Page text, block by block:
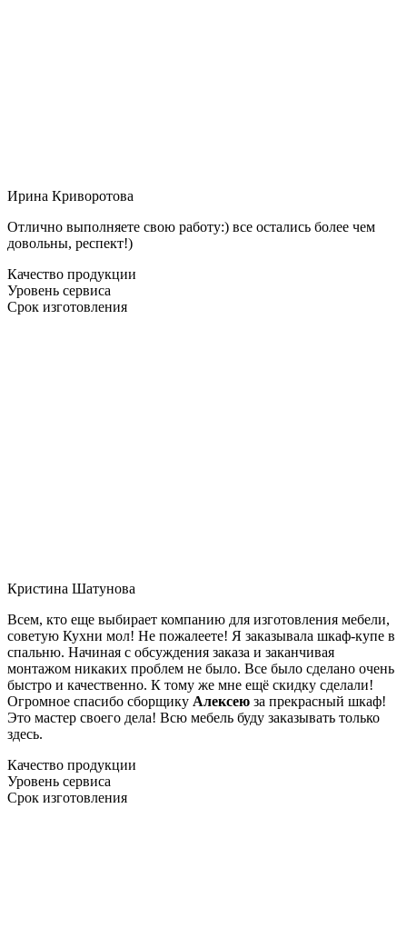
Ирина Криворотова
Отлично выполняете свою работу:) все остались более чем
довольны, респект!)
Качество продукции
Уровень сервиса
Срок изготовления
Кристина Шатунова
Всем, кто еще выбирает компанию для изготовления мебели,
советую Кухни мол! Не пожалеете! Я заказывала шкаф-купе в
спальню. Начиная с обсуждения заказа и заканчивая
монтажом никаких проблем не было. Все было сделано очень
быстро и качественно. К тому же мне ещё скидку сделали!
Огромное спасибо сборщику Алексею за прекрасный шкаф!
Это мастер своего дела! Всю мебель буду заказывать только
здесь.
Качество продукции
Уровень сервиса
Срок изготовления